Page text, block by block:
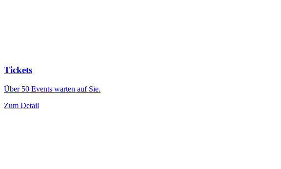
Tickets
Über 50 Events warten auf Sie.
Zum Detail